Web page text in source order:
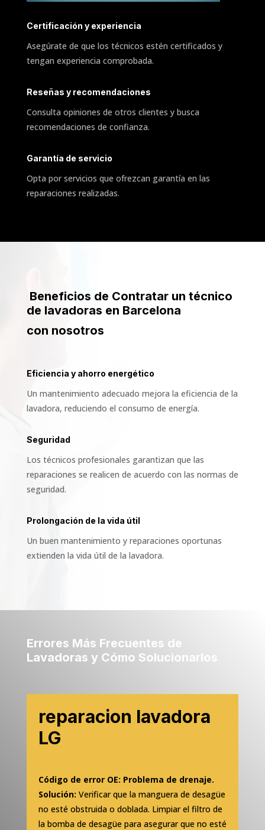
Certificación y experiencia
Asegúrate de que los técnicos estén certificados y
tengan experiencia comprobada.
Reseñas y recomendaciones
Consulta opiniones de otros clientes y busca
recomendaciones de confianza.
Garantía de servicio
Opta por servicios que ofrezcan garantía en las
reparaciones realizadas.
Beneficios de Contratar un técnico
de lavadoras en Barcelona
con nosotros
Eficiencia y ahorro energético
Un mantenimiento adecuado mejora la eficiencia de la
lavadora, reduciendo el consumo de energía.
Seguridad
Los técnicos profesionales garantizan que las
reparaciones se realicen de acuerdo con las normas de
seguridad.
Prolongación de la vida útil
Un buen mantenimiento y reparaciones oportunas
extienden la vida útil de la lavadora.
Errores Más Frecuentes de
Lavadoras y Cómo Solucionarlos
reparacion lavadora
LG
Código de error OE: Problema de drenaje.
Solución: Verificar que la manguera de desagüe
no esté obstruida o doblada. Limpiar el filtro de
la bomba de desagüe para asegurar que no esté